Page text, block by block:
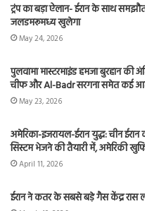
ट्रंप का बड़ा ऐलान- ईरान के साथ
जलडमरूमध्य खुलेगा
May 24, 2026
पुलवामा मास्टरमाइंड हमजा बुरहान की
चीफ और Al-Badr सरगना समेत कई
May 23, 2026
अमेरिका-इजरायल-ईरान युद्ध: चीन
सिस्टम भेजने की तैयारी में, अमेरिकी
April 11, 2026
ईरान ने कतर के सबसे बड़े गैस केंद्र रास